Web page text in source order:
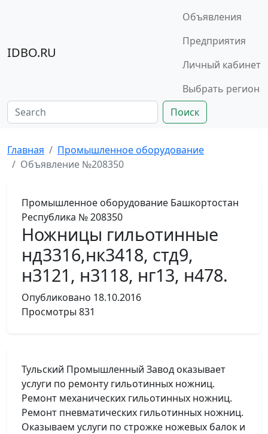
IDBO.RU
Объявления
Предприятия
Личный кабинет
Выбрать регион
Поиск
Главная
Промышленное оборудование
Объявление №208350
Промышленное оборудование Башкортостан
Республика № 208350
Ножницы гильотинные
нд3316,нк3418, стд9,
н3121, н3118, нг13, н478.
Опубликовано 18.10.2016
Просмотры 831
Тульский Промышленный Завод оказывает
услуги по ремонту гильотинных ножниц.
Ремонт механических гильотинных ножниц.
Ремонт пневматических гильотинных ножниц.
Оказываем услуги по строжке ножевых балок и